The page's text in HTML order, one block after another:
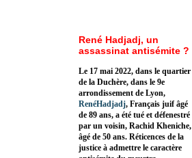
René Hadjadj, un
assassinat antisémite ?
Le 17 mai 2022, dans le quartier
de la Duchère, dans le 9e
arrondissement de Lyon,
RenéHadjadj, Français juif âgé
de 89 ans, a été tué et défenestré
par un voisin, Rachid Kheniche,
âgé de 50 ans. Réticences de la
justice à admettre le caractère